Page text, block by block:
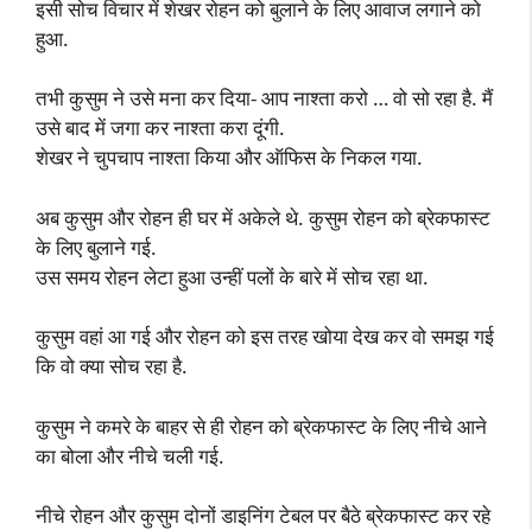
इसी सोच विचार में शेखर रोहन को बुलाने के लिए आवाज लगाने को
हुआ.
तभी कुसुम ने उसे मना कर दिया- आप नाश्ता करो … वो सो रहा है. मैं
उसे बाद में जगा कर नाश्ता करा दूंगी.
शेखर ने चुपचाप नाश्ता किया और ऑफिस के निकल गया.
अब कुसुम और रोहन ही घर में अकेले थे. कुसुम रोहन को ब्रेकफास्ट
के लिए बुलाने गई.
उस समय रोहन लेटा हुआ उन्हीं पलों के बारे में सोच रहा था.
कुसुम वहां आ गई और रोहन को इस तरह खोया देख कर वो समझ गई
कि वो क्या सोच रहा है.
कुसुम ने कमरे के बाहर से ही रोहन को ब्रेकफास्ट के लिए नीचे आने
का बोला और नीचे चली गई.
नीचे रोहन और कुसुम दोनों डाइनिंग टेबल पर बैठे ब्रेकफास्ट कर रहे